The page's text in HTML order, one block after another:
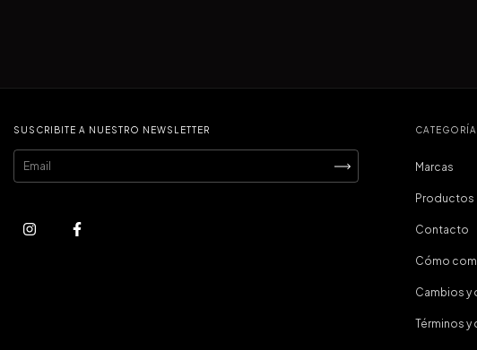
SUSCRIBITE A NUESTRO NEWSLETTER
Marcas
Productos
Contacto
Cómo
Cambios y
Términos